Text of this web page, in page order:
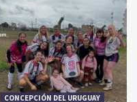
CONCEPCIÓN DEL URUGUAY